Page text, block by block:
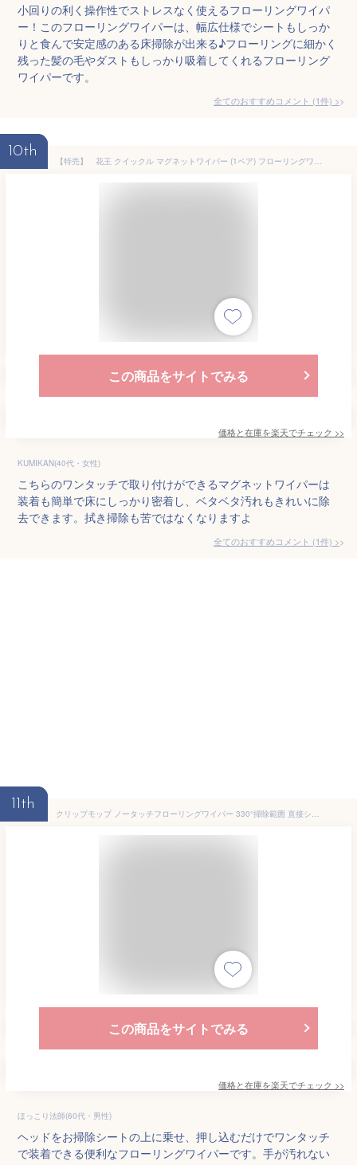
小回りの利く操作性でストレスなく使えるフローリングワイパ
ー！このフローリングワイパーは、幅広仕様でシートもしっか
りと食んで安定感のある床掃除が出来る♪フローリングに細かく
残った髪の毛やダストもしっかり吸着してくれるフローリング
ワイパーです。
全てのおすすめコメント (1件) >
10th
【特売】 花王 クイックル マグネットワイパー (1ペア) フローリングワイパー フロア用掃除道具
この商品をサイトでみる
価格と在庫を楽天でチェック >>
KUMIKAN(40代・女性)
こちらのワンタッチで取り付けができるマグネットワイパーは
装着も簡単で床にしっかり密着し、ベタベタ汚れもきれいに除
去できます。拭き掃除も苦ではなくなりますよ
全てのおすすめコメント (1件) >
11th
クリップモップ ノータッチフローリングワイパー 330°掃除範囲 直接シートに触れずに簡単着脱 ミニモップ フロアモップ 自立式 掃除用品 床 壁 天井 掃除 拭き掃除 掃除用品 タッチレス 隙間 ホコリ 手を汚さない 伸縮 リビング キッチン トイレ ワンタッチ交換
この商品をサイトでみる
価格と在庫を楽天でチェック >>
ほっこり法師(60代・男性)
ヘッドをお掃除シートの上に乗せ、押し込むだけでワンタッチ
で装着できる便利なフローリングワイパーです。手が汚れない